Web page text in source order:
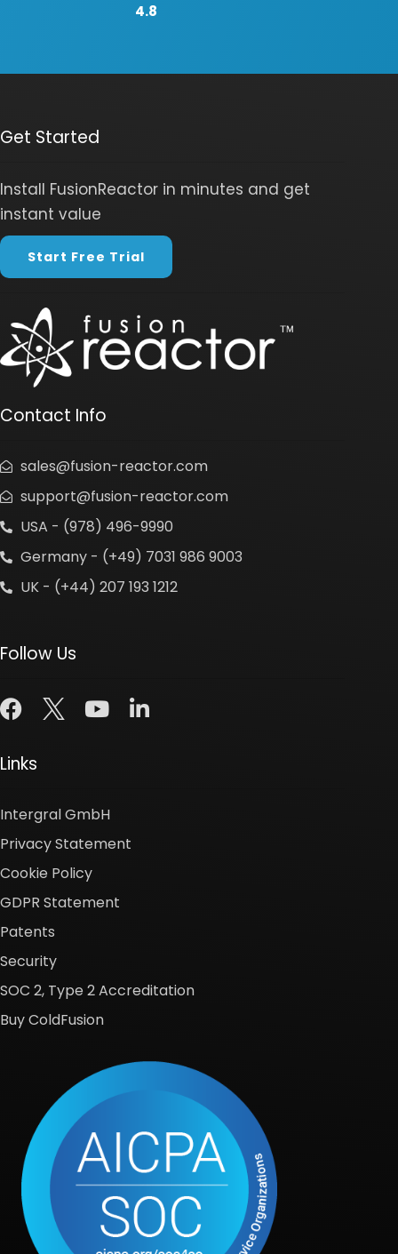
4.8
Get Started
Install FusionReactor in minutes and get
instant value
Start Free Trial
Contact Info
sales@fusion-reactor.com
support@fusion-reactor.com
USA - (978) 496-9990
Germany - (+49) 7031 986 9003
UK - (+44) 207 193 1212
Follow Us
Links
Intergral GmbH
Privacy Statement
Cookie Policy
GDPR Statement
Patents
Security
SOC 2, Type 2 Accreditation
Buy ColdFusion